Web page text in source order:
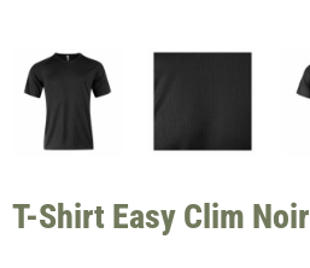
T-Shirt Easy Clim Noir